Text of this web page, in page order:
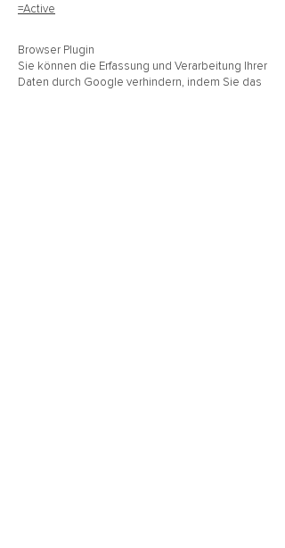
=Active
Browser Plugin
Sie können die Erfassung und Verarbeitung Ihrer
Daten durch Google verhindern, indem Sie das